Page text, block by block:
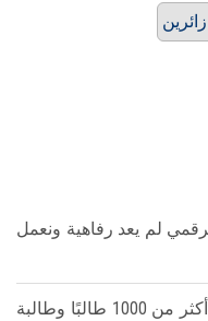
لم يعد رفاهية ونعمل
معامل التنسيق الإلكتروني تستقبل أكثر من 1000 طالبًا وطالبة